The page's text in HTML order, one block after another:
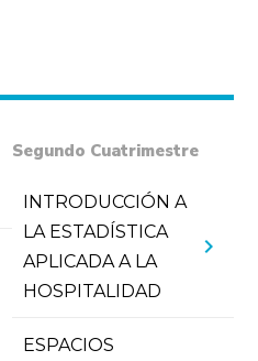
Segundo Cuatrimestre
INTRODUCCIÓN A
LA ESTADÍSTICA
APLICADA A LA
HOSPITALIDAD
chevron_right
ESPACIOS